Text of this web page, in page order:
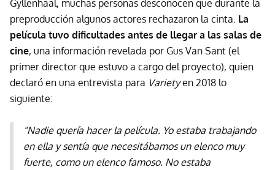
Gyllenhaal, muchas personas desconocen que durante la
preproducción algunos actores rechazaron la cinta. La
película tuvo dificultades antes de llegar a las salas de
cine, una información revelada por Gus Van Sant (el
primer director que estuvo a cargo del proyecto), quien
declaró en una entrevista para Varietyen 2018 lo
siguiente:
"Nadie quería hacer la película. Yo estaba trabajando
en ella y sentía que necesitábamos un elenco muy
fuerte, como un elenco famoso. No estaba